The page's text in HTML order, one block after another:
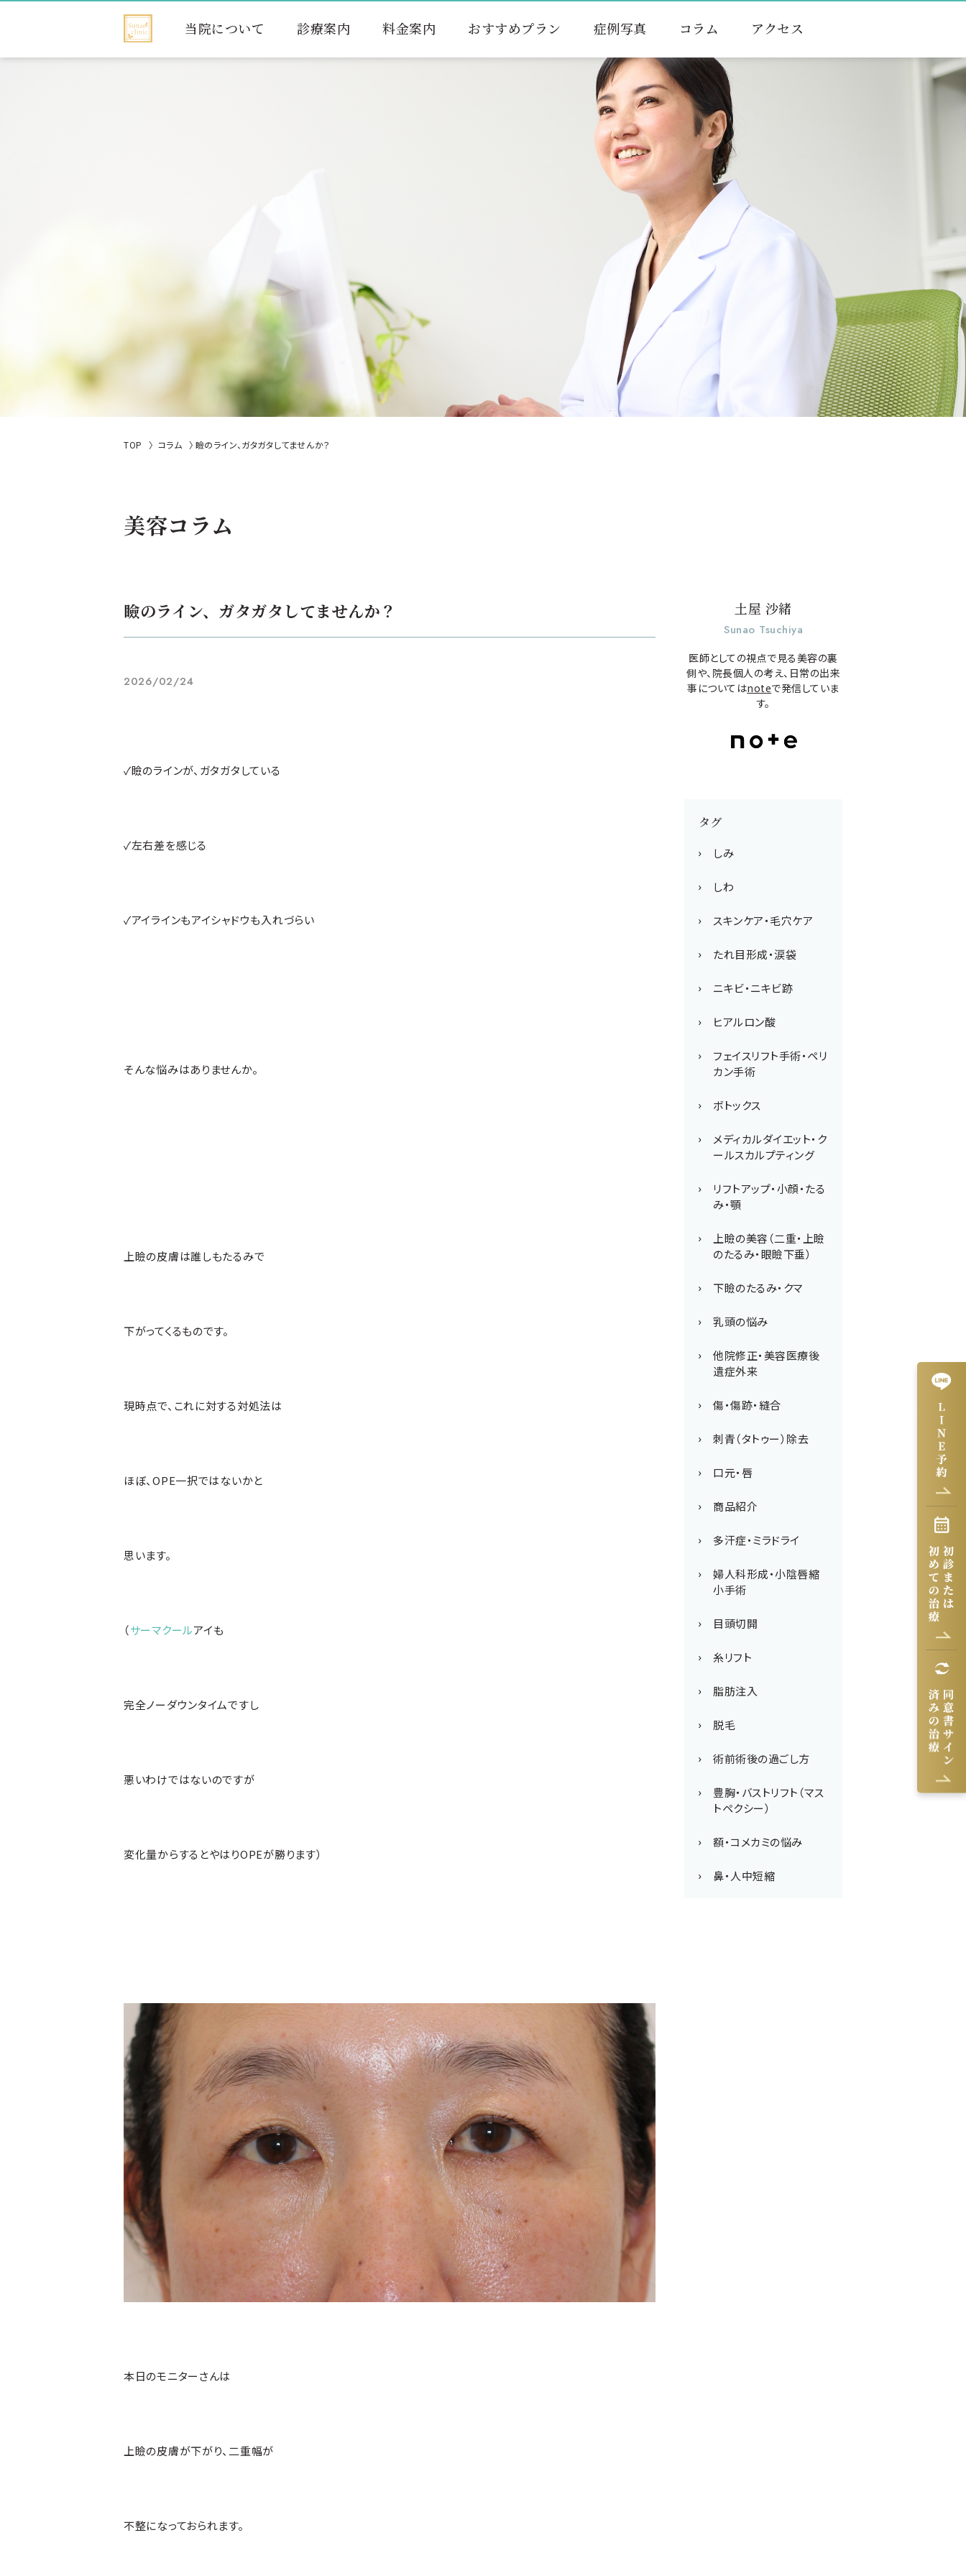
当院について 診療案内 料金案内 おすすめプラン 症例写真 コラム アクセス
TOP コラム 瞼のライン、ガタガタしてませんか？
美容コラム
瞼のライン、ガタガタしてませんか？
2026/02/24
✓瞼のラインが、ガタガタしている
✓左右差を感じる
✓アイラインもアイシャドウも入れづらい
そんな悩みはありませんか。
上瞼の皮膚は誰しもたるみで
下がってくるものです。
現時点で、これに対する対処法は
ほぼ、OPE一択ではないかと
思います。
（サーマクールアイも
完全ノーダウンタイムですし
悪いわけではないのですが
変化量からするとやはりOPEが勝ります）
本日のモニターさんは
上瞼の皮膚が下がり、二重幅が
不整になっておられます。
土屋 沙緒
Sunao Tsuchiya
医師としての視点で見る美容の裏
側や、院長個人の考え、日常の出来
事についてはnoteで発信していま
す。
タグ
しみ
しわ
スキンケア・毛穴ケア
たれ目形成・涙袋
ニキビ・ニキビ跡
ヒアルロン酸
フェイスリフト手術・ペリ
カン手術
ボトックス
メディカルダイエット・ク
ールスカルプティング
リフトアップ・小顔・たる
み・顎
上瞼の美容（二重・上瞼
のたるみ・眼瞼下垂）
下瞼のたるみ・クマ
乳頭の悩み
他院修正・美容医療後
遺症外来
傷・傷跡・縫合
刺青（タトゥー）除去
口元・唇
商品紹介
多汗症・ミラドライ
婦人科形成・小陰唇縮
小手術
目頭切開
糸リフト
脂肪注入
脱毛
術前術後の過ごし方
豊胸・バストリフト（マス
トペクシー）
額・コメカミの悩み
鼻・人中短縮